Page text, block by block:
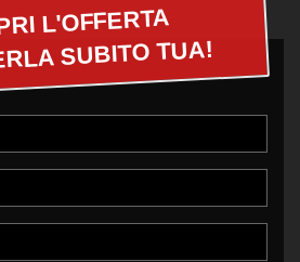
L'OFFERTA
SUBITO TUA!